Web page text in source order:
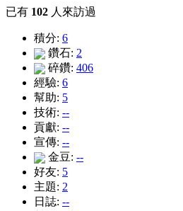
已有 102 人來訪過
積分: 6
鑽石: 2
碎鑽: 406
經驗: 6
幫助: 5
技術: --
貢獻: --
宣傳: --
金豆: --
好友: 5
主題: 2
日誌: --